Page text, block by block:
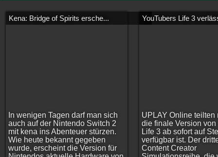
Kena: Bridge of Spirits ersche...
In wenigen Tagen darf man sich
auch auf der Nintendo Switch 2
mit kena ins Abenteuer stürzen.
Wie heute bekannt gegeben
wurde, erscheint die Version für
YouTubers Life 3
UPLAY Online teilten
die finale Version von
Life 3 ab sofort auf
verfügbar ist. Der
Content Creator